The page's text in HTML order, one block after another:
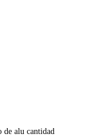
alu cantidad